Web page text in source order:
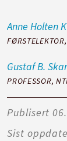
Anne Holten
Gustaf B.
PROFESSOR,
Publisert
Sist